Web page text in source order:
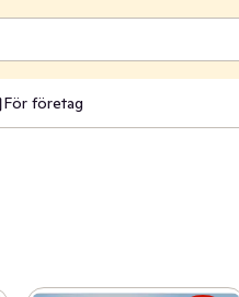
För företag